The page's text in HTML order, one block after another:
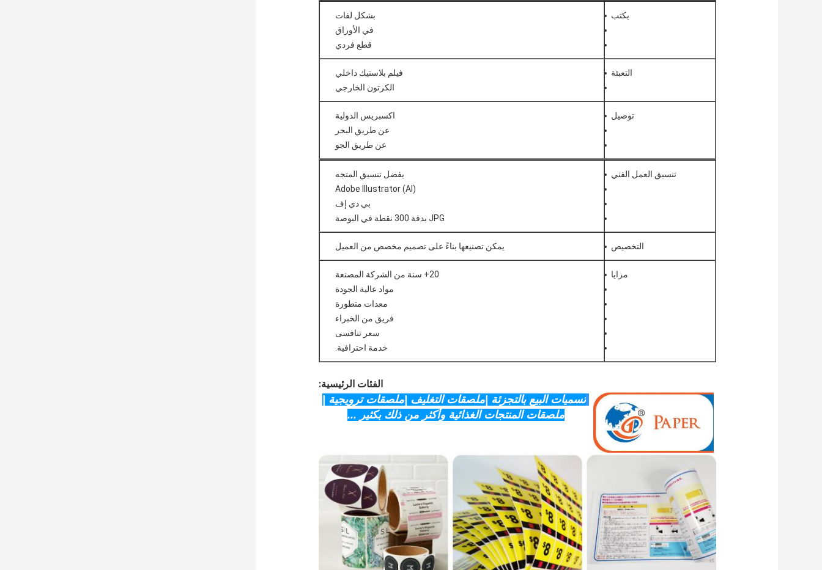
يكتب
بشكل لفات
في الأوراق
قطع فردي
التعبئة
فيلم بلاستيك داخلي
الكرتون الخارجي
توصيل
اكسبريس الدولية
عن طريق البحر
عن طريق الجو
تنسيق العمل الفني
يفضل تنسيق المتجه
Adobe Illustrator (AI)
بي دي إف
JPG بدقة 300 نقطة في البوصة
التخصيص يمكن تصنيعها بناءً على تصميم مخصص من العميل
مزايا
20+ سنة من الشركة المصنعة
مواد عالية الجودة
معدات متطورة
فريق من الخبراء
سعر تنافسى
خدمة احترافية.
الفئات الرئيسية:
تسميات البيع بالتجزئة |ملصقات التغليف |ملصقات ترويجية |
ملصقات المنتجات الغذائية وأكثر من ذلك بكثير ...